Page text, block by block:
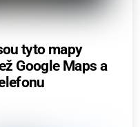
tyto mapy
Google Maps a